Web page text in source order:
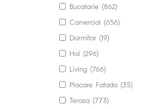
Bucatarie (862)
Comercial (656)
Dormitor (19)
Hol (296)
Living (766)
Placare Fatada (35)
Terasa (773)